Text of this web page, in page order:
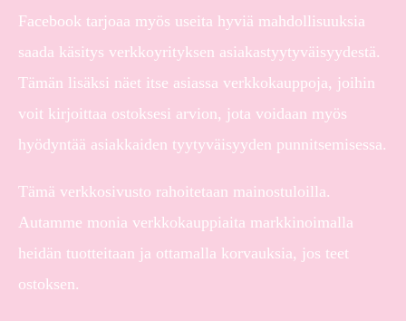
Facebook tarjoaa myös useita hyviä mahdollisuuksia
saada käsitys verkkoyrityksen asiakastyytyväisyydestä.
Tämän lisäksi näet itse asiassa verkkokauppoja, joihin
voit kirjoittaa ostoksesi arvion, jota voidaan myös
hyödyntää asiakkaiden tyytyväisyyden punnitsemisessa.
Tämä verkkosivusto rahoitetaan mainostuloilla.
Autamme monia verkkokauppiaita markkinoimalla
heidän tuotteitaan ja ottamalla korvauksia, jos teet
ostoksen.